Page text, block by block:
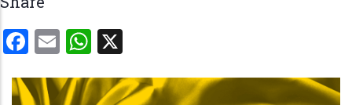
Facebook
EmailWhatsApp